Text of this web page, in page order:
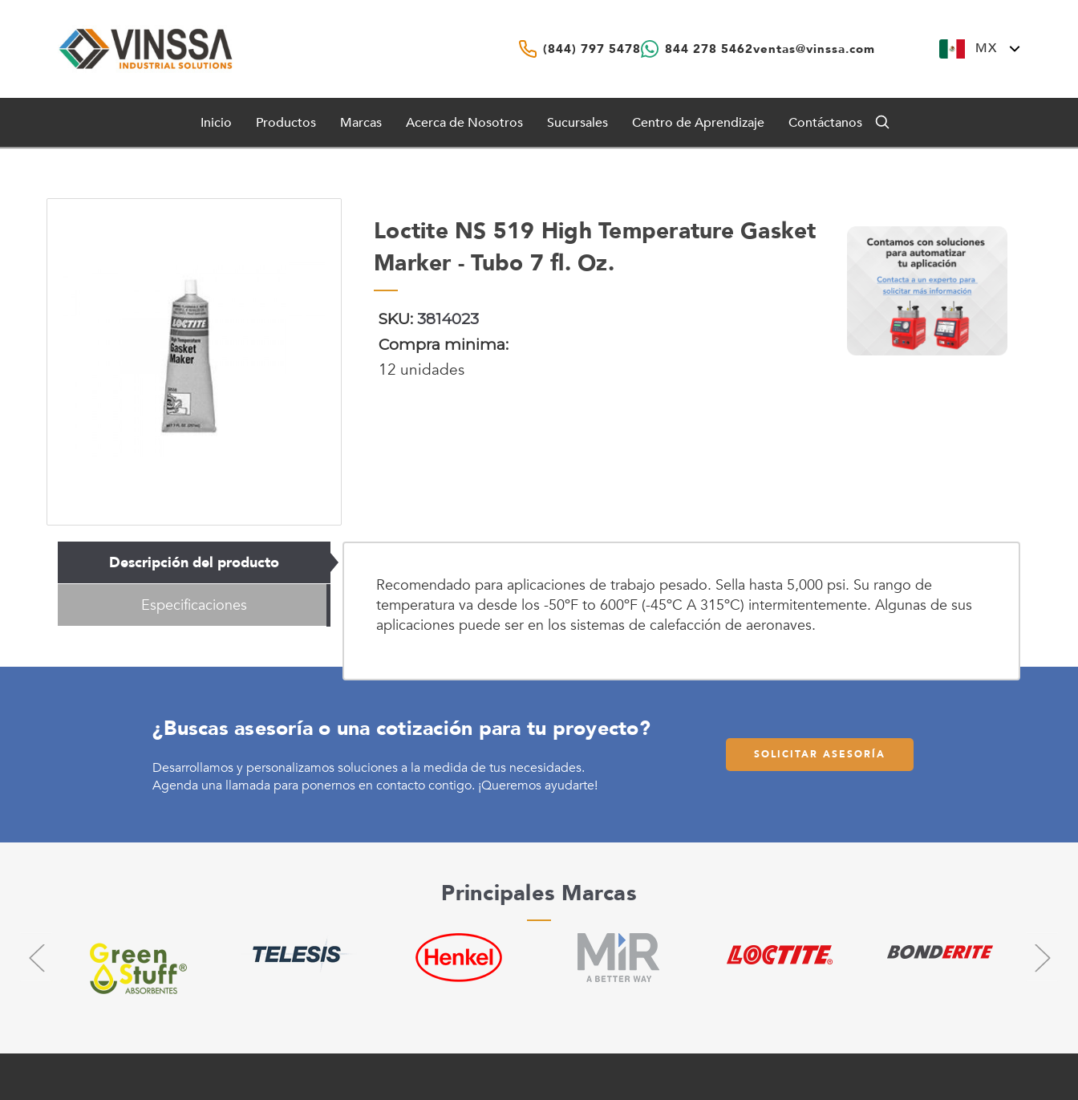
(844) 797 5478 844 278 5462ventas@vinssa.com MX
Inicio Productos Marcas Acerca de Nosotros Sucursales Centro de Aprendizaje Contáctanos
Loctite NS 519 High Temperature Gasket
Marker - Tubo 7 fl. Oz.
SKU:3814023
Compra minima:
12 unidades
Descripción del producto
Recomendado para aplicaciones de trabajo pesado. Sella hasta 5,000 psi. Su rango de
temperatura va desde los -50ºF to 600ºF (-45ºC A 315ºC) intermitentemente. Algunas de sus
aplicaciones puede ser en los sistemas de calefacción de aeronaves.
Especificaciones
¿Buscas asesoría o una cotización para tu proyecto?
Desarrollamos y personalizamos soluciones a la medida de tus necesidades.
Agenda una llamada para ponernos en contacto contigo. ¡Queremos ayudarte!
SOLICITAR ASESORÍA
Principales Marcas